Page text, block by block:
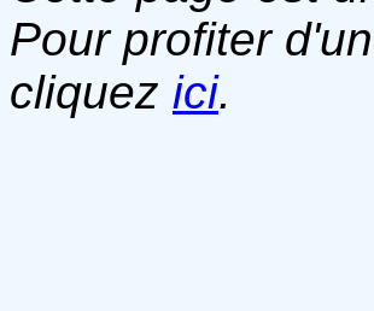
Pour profiter
cliquez ici.